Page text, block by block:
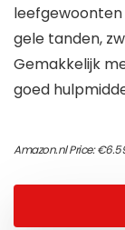
gele tanden,
Gemakkelijk
goed
Amazon.nl Price:€